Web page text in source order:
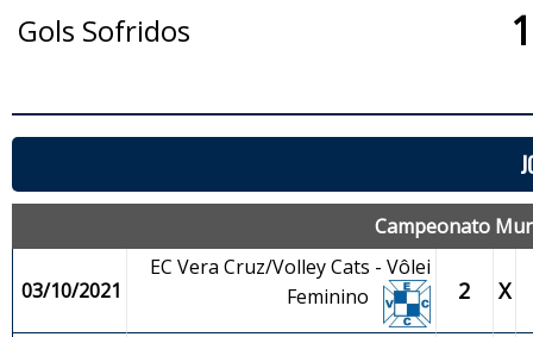
Gols Sofridos
Campeonato
03/10/2021
EC Vera Cruz/Volley Cats - Vôlei
Feminino
2 X